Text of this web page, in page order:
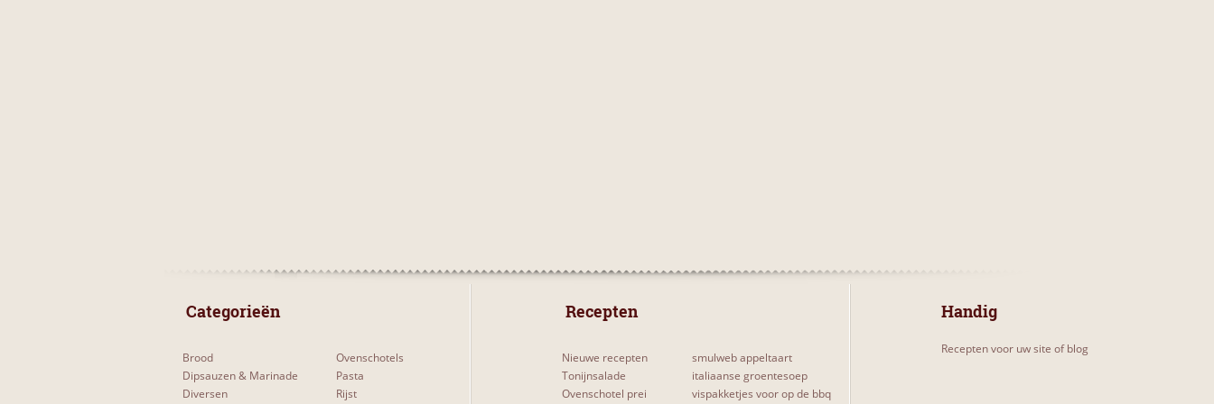
Categorieën
Brood
Dipsauzen & Marinade
Diversen
Ovenschotels
Pasta
Rijst
Recepten
Nieuwe recepten
Tonijnsalade
Ovenschotel prei
smulweb appeltaart
italiaanse groentesoep
vispakketjes voor op de bbq
Handig
Recepten voor uw site of blog